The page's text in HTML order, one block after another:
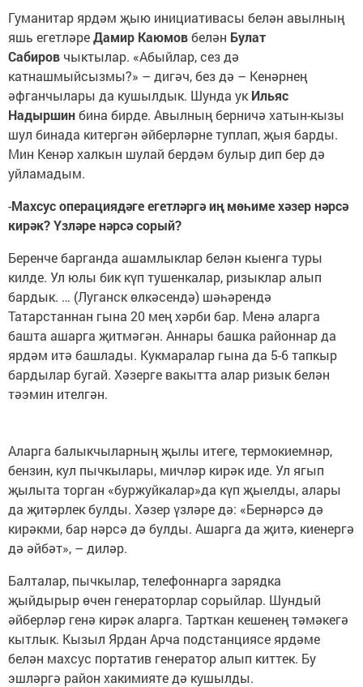
Гуманитар ярдәм җыю инициативасы белән авылның
яшь егетләреДамир Каюмовбелән Булат
Сабиров чыктылар. «Абыйлар, сез дә
катнашмыйсызмы?» – дигәч, без дә – Кенәрнең
әфганчылары да кушылдык. Шунда ук Ильяс
Надыршинбина бирде. Авылның берничә хатын-кызы
шул бинада китергән әйберләрне туплап, җыя барды.
Мин Кенәр халкын шулай бердәм булыр дип бер дә
уйламадым.
-Махсус операциядәге егетләргә иң мөһиме хәзер нәрсә
кирәк? Үзләре нәрсә сорый?
Беренче барганда ашамлыклар белән кыенга туры
килде. Ул юлы бик күп тушенкалар, ризыклар алып
бардык. … (Луганск өлкәсендә) шәһәрендә
Татарстаннан гына 20 мең хәрби бар. Менә аларга
башта ашарга җитмәгән. Аннары башка районнар да
ярдәм итә башлады. Кукмаралар гына да 5-6 тапкыр
бардылар бугай. Хәзерге вакытта алар ризык белән
тәэмин ителгән.
Аларга балыкчыларның җылы итеге, термокиемнәр,
бензин, кул пычкылары, мичләр кирәк иде. Ул ягып
җылыта торган «буржуйкалар»да күп җыелды, алары
да җитәрлек булды. Хәзер үзләре дә: «Бернәрсә дә
кирәкми, бар нәрсә дә булды. Ашарга да җитә, киенергә
дә әйбәт», – диләр.
Балталар, пычкылар, телефоннарга зарядка
җыйдырыр өчен генераторлар сорыйлар. Шундый
әйберләр генә кирәк аларга. Тарткан кешенең тәмәкегә
кытлык. Кызыл Ярдан Арча подстанциясе ярдәме
белән махсус портатив генератор алып киттек. Бу
эшләргә район хакимияте дә кушылды.